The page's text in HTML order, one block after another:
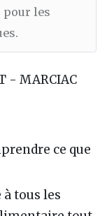
pour les
- MARCIAC
ce que
à tous les